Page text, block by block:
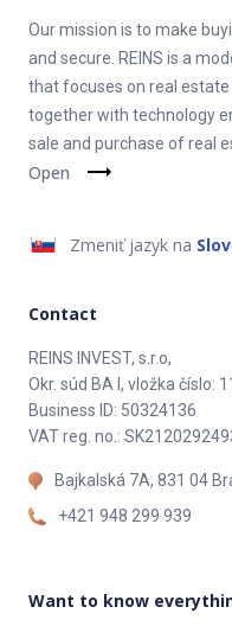
Všetky potrebné
priamo zavolajte našim
REINS S nami predáte a
Our mission is to make
and secure. REINS is a
that focuses on real
together with technology
sale and purchase of real
Open
Zmeniť jazyk na
Contact
REINS INVEST, s.r.o,
Okr. súd BA I, vložka číslo:
Business ID: 50324136
VAT reg. no.:
Bajkalská 7A, 831 04
+421 948 299 939
Want to know